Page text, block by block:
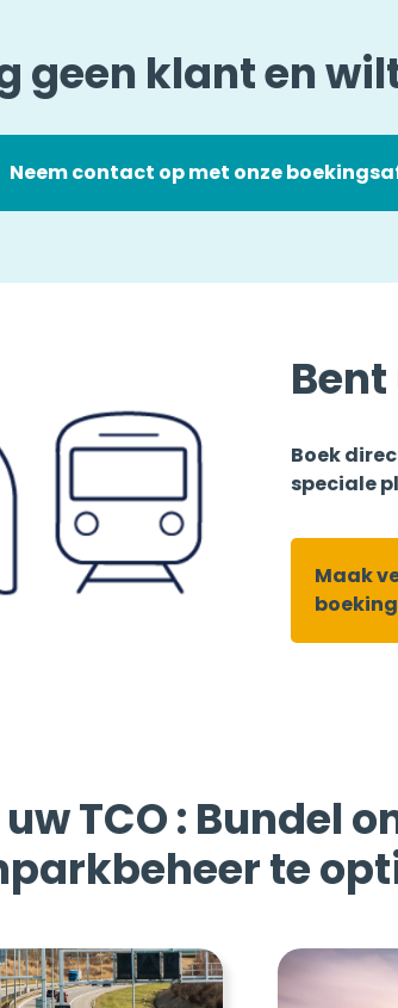
geen klant en
Neem contact op met onze
Boek
speciale
Maak
TCO : Bundel
te